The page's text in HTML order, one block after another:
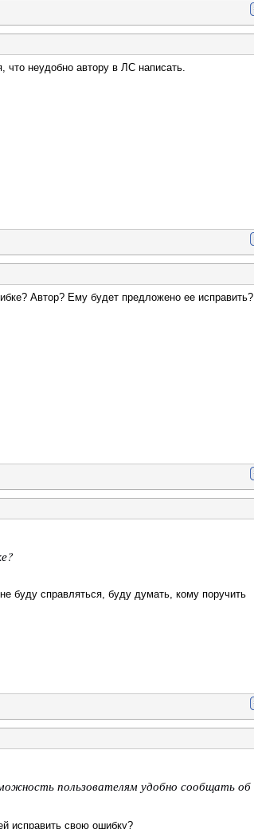
что неудобно автору в ЛС написать.
Автор? Ему будет предложено ее исправить?
буду справляться, буду думать, кому поручить
пользователям удобно сообщать об
исправить свою ошибку?